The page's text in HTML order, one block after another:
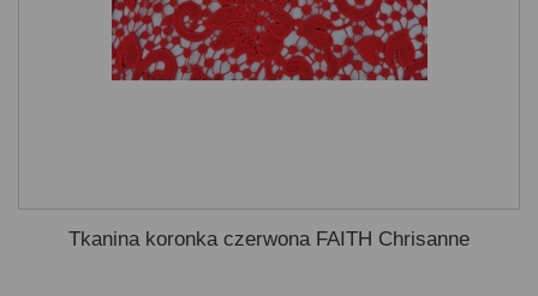
Tkanina koronka czerwona FAITH Chrisanne